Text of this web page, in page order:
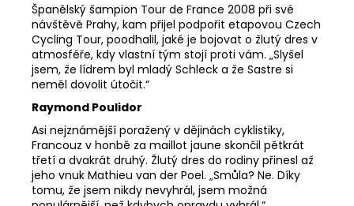
Španělský šampion Tour de France 2008 při své
návštěvě Prahy, kam přijel podpořit etapovou Czech
Cycling Tour, poodhalil, jaké je bojovat o žlutý dres v
atmosféře, kdy vlastní tým stojí proti vám. „Slyšel
jsem, že lídrem byl mladý Schleck a že Sastre si
neměl dovolit útočit.“
Raymond Poulidor
Asi nejznámější poražený v dějinách cyklistiky,
Francouz v honbě za maillot jaune skončil pětkrát
třetí a dvakrát druhý. Žlutý dres do rodiny přinesl až
jeho vnuk Mathieu van der Poel. „Smůla? Ne. Díky
tomu, že jsem nikdy nevyhrál, jsem možná